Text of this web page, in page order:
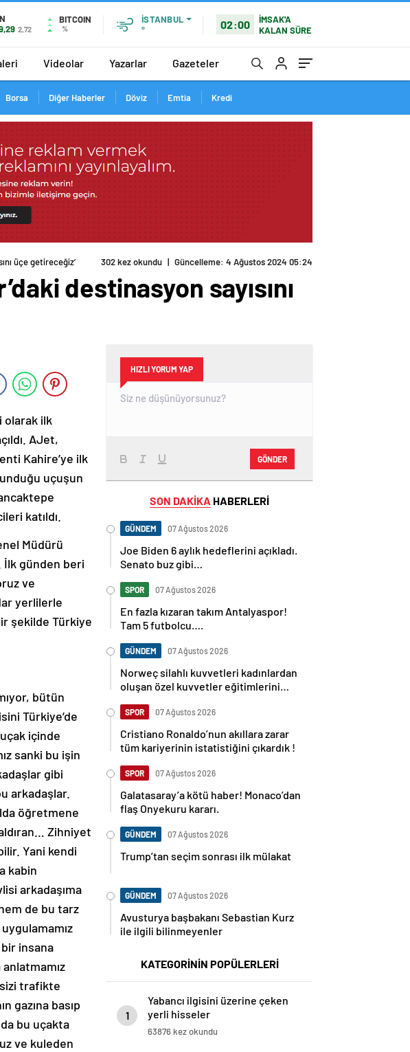
2,72
BITCOIN
%
İSTANBUL
°
02:00
İMSAK'A
KALAN SÜRE
Videolar Yazarlar Gazeteler
Borsa Diğer Haberler Döviz Emtia Kredi
üçe getireceğiz’ 302 kez okundu | Güncelleme: 4 Ağustos 2024 05:24
destinasyon sayısını
olarak ilk
AJet,
Kahire’ye ilk
uçuşun
katıldı.
Müdürü
İlk günden beri
ve
yerlilerle
şekilde Türkiye
bütün
Türkiye’de
içinde
sanki bu işin
gibi
arkadaşlar.
öğretmene
Zihniyet
Yani kendi
kabin
arkadaşıma
de bu tarz
insana
trafikte
gazına basıp
da bu uçakta
ve kuleden
HIZLI YORUM YAP
GÖNDER
SON DAKİKA HABERLERİ
GÜNDEM 07 Ağustos 2026
Joe Biden 6 aylık hedeflerini açıkladı.
Senato buz gibi…
SPOR 07 Ağustos 2026
En fazla kızaran takım Antalyaspor!
Tam 5 futbolcu….
GÜNDEM 07 Ağustos 2026
Norweç silahlı kuvvetleri kadınlardan
oluşan özel kuvvetler eğitimlerini
SPOR 07 Ağustos 2026
Cristiano Ronaldo’nun akıllara zarar
tüm kariyerinin istatistiğini çıkardık !
SPOR 07 Ağustos 2026
Galatasaray’a kötü haber! Monaco’dan
flaş Onyekuru kararı.
GÜNDEM 07 Ağustos 2026
Trump’tan seçim sonrası ilk mülakat
GÜNDEM 07 Ağustos 2026
Avusturya başbakanı Sebastian Kurz
ile ilgili bilinmeyenler
KATEGORİNİN POPÜLERLERİ
1
Yabancı ilgisini üzerine çeken
yerli hisseler
63876 kez okundu